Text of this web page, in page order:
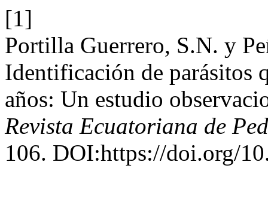
[1]
Portilla Guerrero, S.N. y
Identificación de parásitos
años: Un estudio
Revista Ecuatoriana de
106. DOI:https://doi.org/